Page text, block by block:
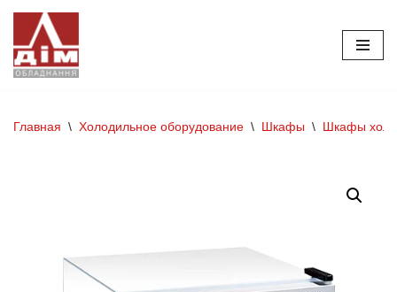
Перейти
к
Главная \ Холодильное оборудование \ Шкафы \ Шкафы